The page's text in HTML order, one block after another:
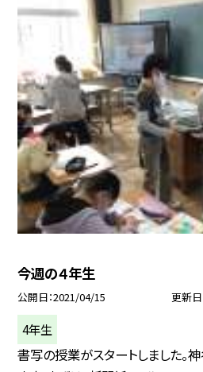
今週の４年生
公開日 2021/04/15 更新日
4年生
書写の授業がスタートしました。